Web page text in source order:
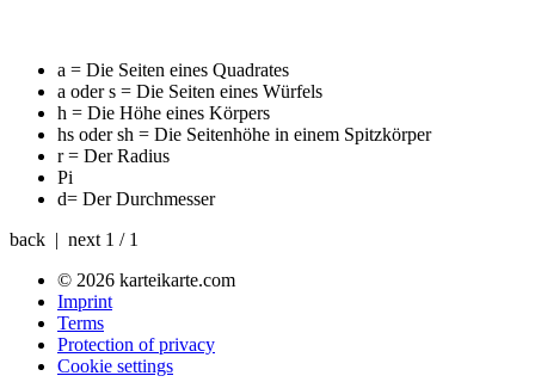
a = Die Seiten eines Quadrates
a oder s = Die Seiten eines Würfels
h = Die Höhe eines Körpers
hs oder sh = Die Seitenhöhe in einem Spitzkörper
r = Der Radius
Pi
d= Der Durchmesser
back | next 1 / 1
© 2026 karteikarte.com
Imprint
Terms
Protection of privacy
Cookie settings